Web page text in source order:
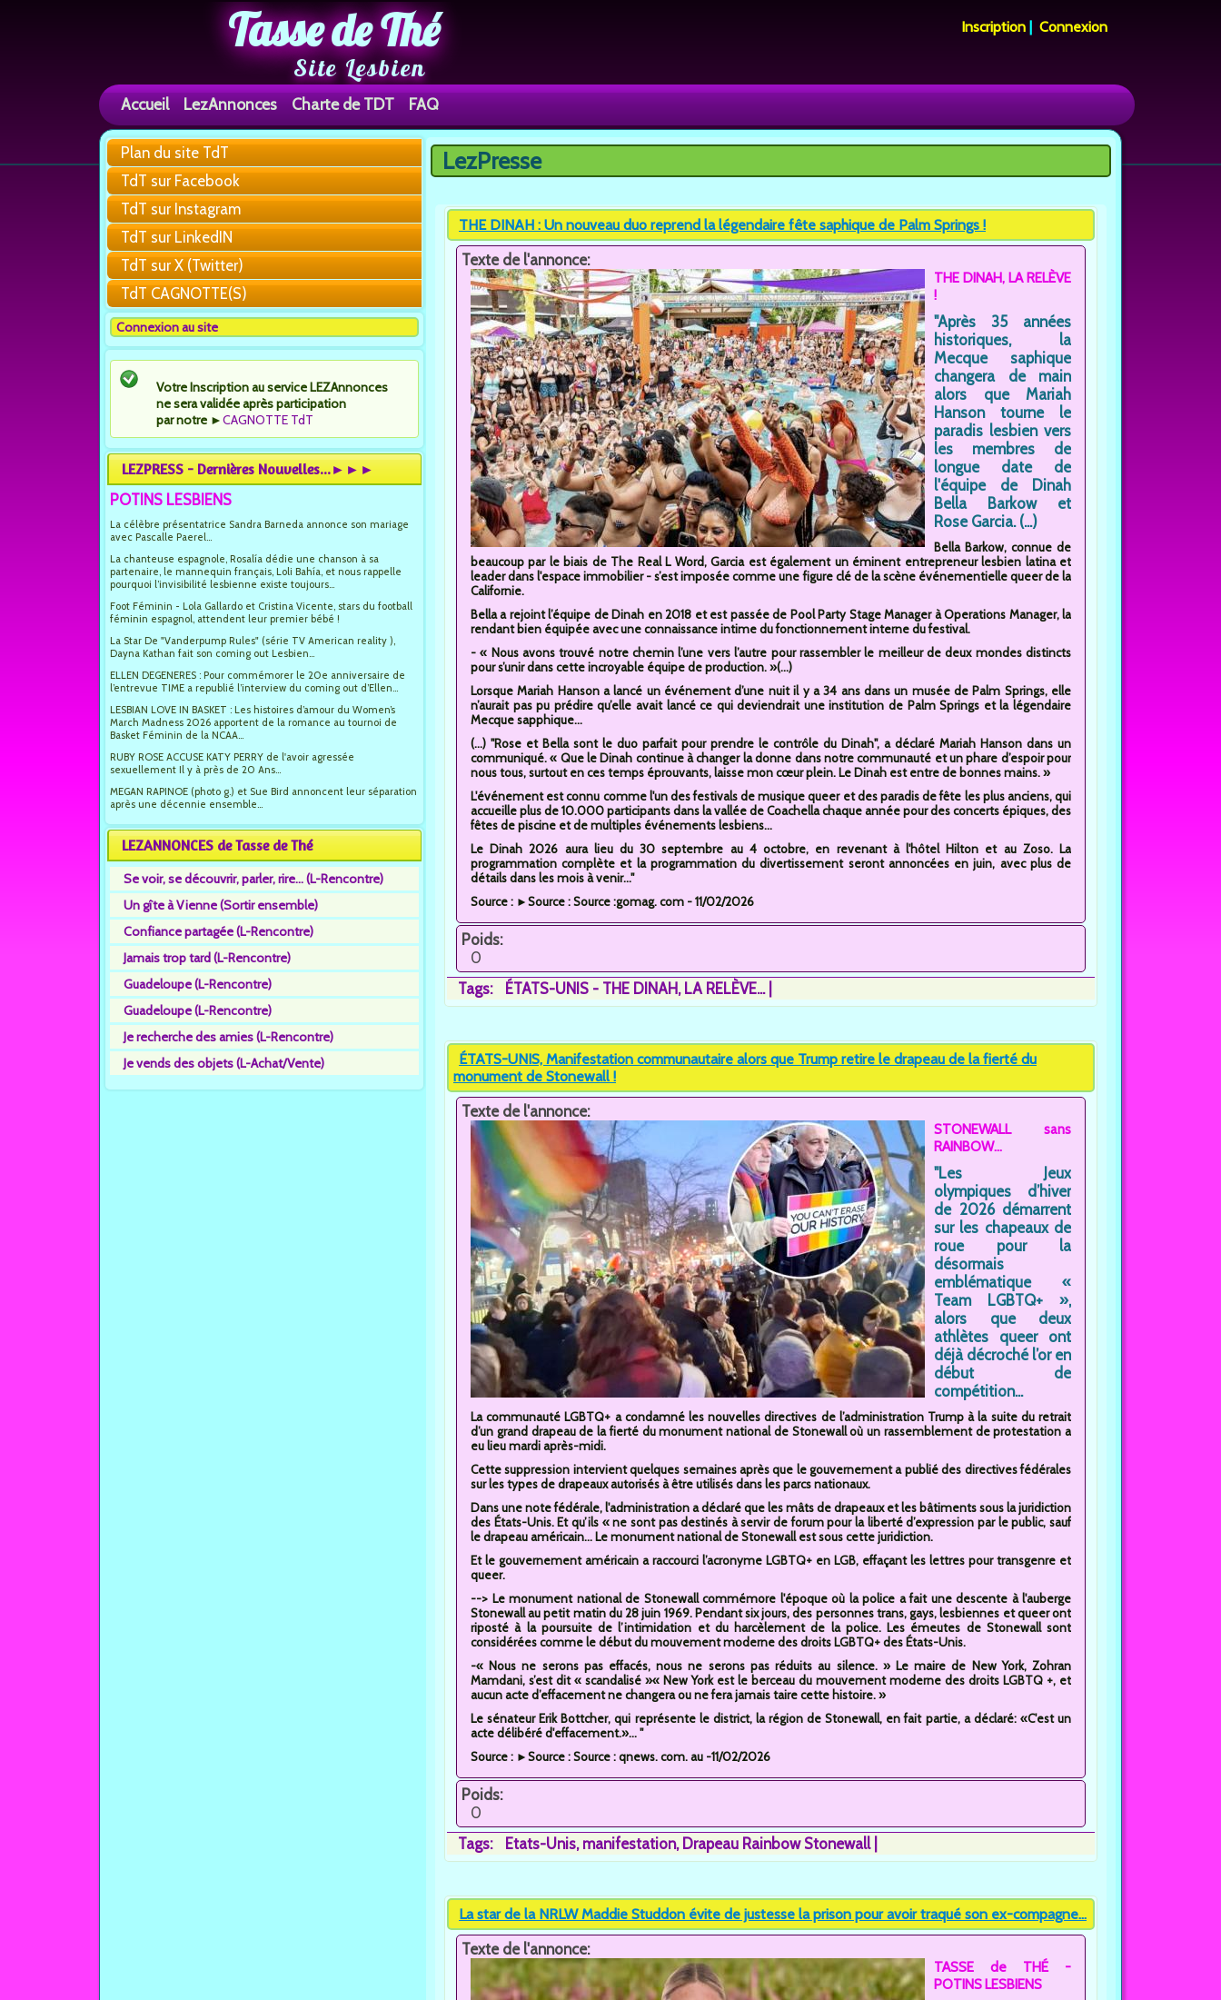
Tasse de Thé
Site Lesbien
Inscription |Connexion
Accueil LezAnnonces Charte de TDT FAQ
Plan du site TdT
TdT sur Facebook
TdT sur Instagram
TdT sur LinkedIN
TdT sur X (Twitter)
TdT CAGNOTTE(S)
Connexion au site
Votre Inscription au service LEZAnnonces
ne sera validée après participation
par notre ►CAGNOTTE TdT
LEZPRESS - Dernières Nouvelles...►►►
POTINS LESBIENS
La célèbre présentatrice Sandra Barneda annonce son mariage
avec Pascalle Paerel...
La chanteuse espagnole, Rosalía dédie une chanson à sa
partenaire, le mannequin français, Loli Bahía, et nous rappelle
pourquoi l’invisibilité lesbienne existe toujours...
Foot Féminin - Lola Gallardo et Cristina Vicente, stars du football
féminin espagnol, attendent leur premier bébé !
La Star De "Vanderpump Rules" (série TV American reality ),
Dayna Kathan fait son coming out Lesbien...
ELLEN DEGENERES : Pour commémorer le 20e anniversaire de
l’entrevue TIME a republié l’interview du coming out d’Ellen...
LESBIAN LOVE IN BASKET : Les histoires d’amour du Women’s
March Madness 2026 apportent de la romance au tournoi de
Basket Féminin de la NCAA...
RUBY ROSE ACCUSE KATY PERRY de l'avoir agressée
sexuellement Il y à près de 20 Ans...
MEGAN RAPINOE (photo g.) et Sue Bird annoncent leur séparation
après une décennie ensemble...
LEZANNONCES de Tasse de Thé
Se voir, se découvrir, parler, rire... (L-Rencontre)
Un gîte à Vienne (Sortir ensemble)
Confiance partagée (L-Rencontre)
Jamais trop tard (L-Rencontre)
Guadeloupe (L-Rencontre)
Guadeloupe (L-Rencontre)
Je recherche des amies (L-Rencontre)
Je vends des objets (L-Achat/Vente)
Vous êtes ici
LezPresse
THE DINAH : Un nouveau duo reprend la légendaire fête saphique de Palm Springs !
Texte de l'annonce:
THE DINAH, LA RELÈVE
!
"Après 35 années
historiques, la
Mecque saphique
changera de main
alors que Mariah
Hanson tourne le
paradis lesbien vers
les membres de
longue date de
l'équipe de Dinah
Bella Barkow et
Rose Garcia. (...)
Bella Barkow, connue de
beaucoup par le biais de The Real L Word, Garcia est également un éminent entrepreneur lesbien latina et
leader dans l'espace immobilier - s’est imposée comme une figure clé de la scène événementielle queer de la
Californie.
Bella a rejoint l’équipe de Dinah en 2018 et est passée de Pool Party Stage Manager à Operations Manager, la
rendant bien équipée avec une connaissance intime du fonctionnement interne du festival.
- « Nous avons trouvé notre chemin l’une vers l’autre pour rassembler le meilleur de deux mondes distincts
pour s’unir dans cette incroyable équipe de production. »(...)
Lorsque Mariah Hanson a lancé un événement d’une nuit il y a 34 ans dans un musée de Palm Springs, elle
n’aurait pas pu prédire qu’elle avait lancé ce qui deviendrait une institution de Palm Springs et la légendaire
Mecque sapphique...
(...) "Rose et Bella sont le duo parfait pour prendre le contrôle du Dinah", a déclaré Mariah Hanson dans un
communiqué. « Que le Dinah continue à changer la donne dans notre communauté et un phare d’espoir pour
nous tous, surtout en ces temps éprouvants, laisse mon cœur plein. Le Dinah est entre de bonnes mains. »
L'événement est connu comme l'un des festivals de musique queer et des paradis de fête les plus anciens, qui
accueille plus de 10.000 participants dans la vallée de Coachella chaque année pour des concerts épiques, des
fêtes de piscine et de multiples événements lesbiens...
Le Dinah 2026 aura lieu du 30 septembre au 4 octobre, en revenant à l'hôtel Hilton et au Zoso. La
programmation complète et la programmation du divertissement seront annoncées en juin, avec plus de
détails dans les mois à venir..."
Source : ►Source : Source :gomag. com - 11/02/2026
Poids:
0
Tags:
ÉTATS-UNIS - THE DINAH LA RELÈVE...
ÉTATS-UNIS, Manifestation communautaire alors que Trump retire le drapeau de la fierté du
monument de Stonewall !
Texte de l'annonce:
STONEWALL sans
RAINBOW...
"Les Jeux
olympiques d’hiver
de 2026 démarrent
sur les chapeaux de
roue pour la
désormais
emblématique «
Team LGBTQ+ »,
alors que deux
athlètes queer ont
déjà décroché l’or en
début de
compétition...
La communauté LGBTQ+ a condamné les nouvelles directives de l’administration Trump à la suite du retrait
d’un grand drapeau de la fierté du monument national de Stonewall où un rassemblement de protestation a
eu lieu mardi après-midi.
Cette suppression intervient quelques semaines après que le gouvernement a publié des directives fédérales
sur les types de drapeaux autorisés à être utilisés dans les parcs nationaux.
Dans une note fédérale, l'administration a déclaré que les mâts de drapeaux et les bâtiments sous la juridiction
des États-Unis. Et qu’ils « ne sont pas destinés à servir de forum pour la liberté d’expression par le public, sauf
le drapeau américain... Le monument national de Stonewall est sous cette juridiction.
Et le gouvernement américain a raccourci l’acronyme LGBTQ+ en LGB, effaçant les lettres pour transgenre et
queer.
--> Le monument national de Stonewall commémore l'époque où la police a fait une descente à l'auberge
Stonewall au petit matin du 28 juin 1969. Pendant six jours, des personnes trans, gays, lesbiennes et queer ont
riposté à la poursuite de l’intimidation et du harcèlement de la police. Les émeutes de Stonewall sont
considérées comme le début du mouvement moderne des droits LGBTQ+ des États-Unis.
-« Nous ne serons pas effacés, nous ne serons pas réduits au silence. » Le maire de New York, Zohran
Mamdani, s’est dit « scandalisé »« New York est le berceau du mouvement moderne des droits LGBTQ +, et
aucun acte d’effacement ne changera ou ne fera jamais taire cette histoire. »
Le sénateur Erik Bottcher, qui représente le district, la région de Stonewall, en fait partie, a déclaré: «C'est un
acte délibéré d'effacement.»... "
Source : ►Source : Source : qnews. com. au -11/02/2026
Poids:
0
Tags:
Etats-Unis manifestation Drapeau Rainbow Stonewall
La star de la NRLW Maddie Studdon évite de justesse la prison pour avoir traqué son ex-compagne...
Texte de l'annonce:
TASSE de THÉ -
POTINS LESBIENS